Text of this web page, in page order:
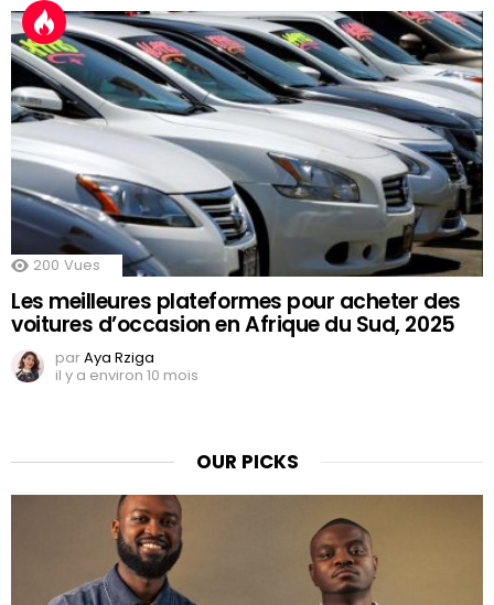
200 Vues
Les meilleures plateformes pour acheter des
voitures d’occasion en Afrique du Sud, 2025
parAya Rziga
il y a environ 10 mois
OUR PICKS